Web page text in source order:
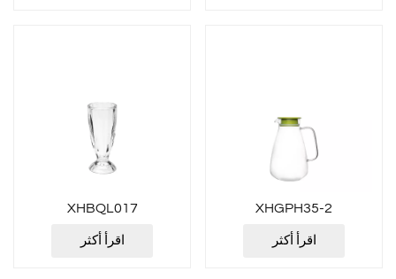
XHBQL017
اقرأ أكثر
XHGPH35-2
اقرأ أكثر